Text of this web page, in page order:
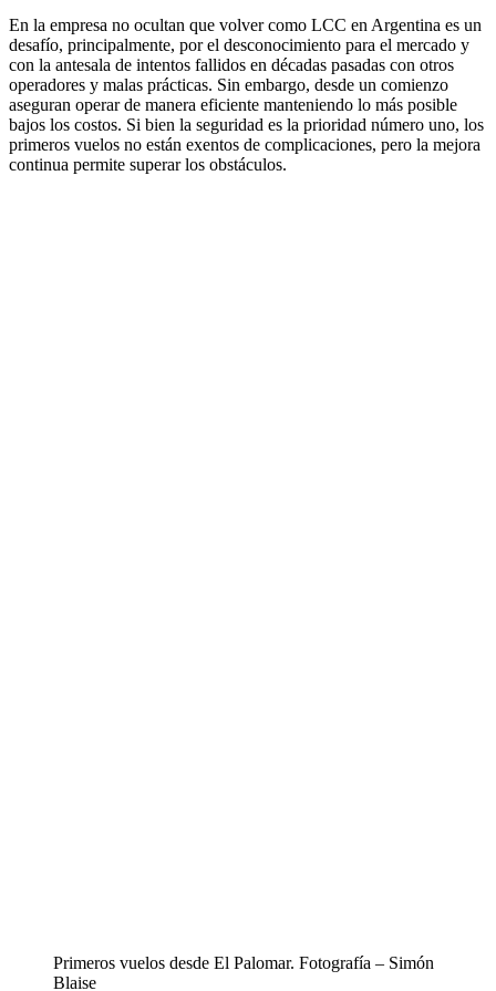
En la empresa no ocultan que volver como LCC en Argentina es un
desafío, principalmente, por el desconocimiento para el mercado y
con la antesala de intentos fallidos en décadas pasadas con otros
operadores y malas prácticas. Sin embargo, desde un comienzo
aseguran operar de manera eficiente manteniendo lo más posible
bajos los costos. Si bien la seguridad es la prioridad número uno, los
primeros vuelos no están exentos de complicaciones, pero la mejora
continua permite superar los obstáculos.
Primeros vuelos desde El Palomar. Fotografía – Simón
Blaise